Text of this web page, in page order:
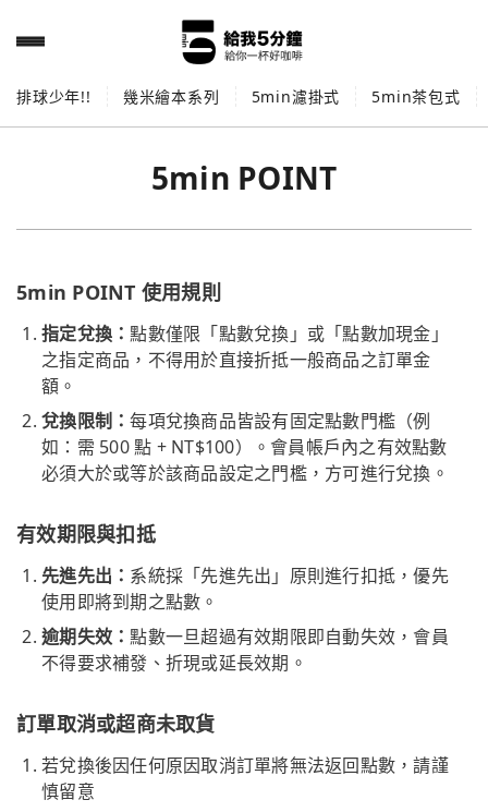
排球少年!! 幾米繪本系列 5min濾掛式 5min茶包式
5min POINT
5min POINT 使用規則
指定兌換：點數僅限「點數兌換」或「點數加現金」
之指定商品，不得用於直接折抵一般商品之訂單金
額。
兌換限制：每項兌換商品皆設有固定點數門檻（例
如：需 500 點 + NT$100）。會員帳戶內之有效點數
必須大於或等於該商品設定之門檻，方可進行兌換。
有效期限與扣抵
先進先出： 系統採「先進先出」原則進行扣抵，優先
使用即將到期之點數。
逾期失效：點數一旦超過有效期限即自動失效，會員
不得要求補發、折現或延長效期。
訂單取消或超商未取貨
若兌換後因任何原因取消訂單將無法返回點數，請謹
慎留意